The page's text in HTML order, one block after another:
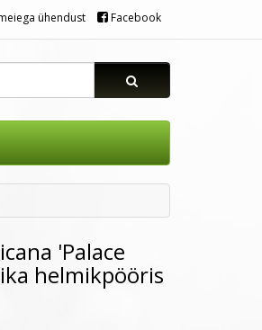
ühendust Facebook
'Palace
helmikpööris